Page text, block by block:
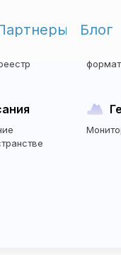
Блог
Перейти в ЛК